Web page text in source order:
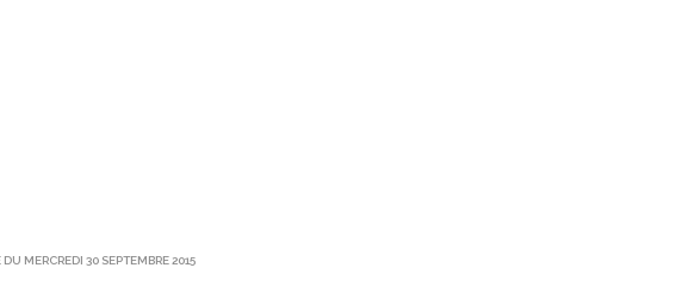
MERCREDI 30 SEPTEMBRE 2015